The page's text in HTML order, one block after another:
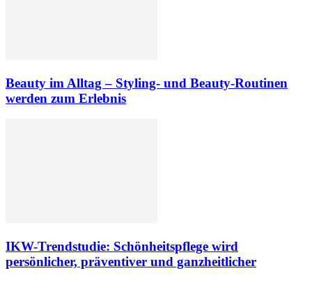
Beauty im Alltag – Styling- und Beauty-Routinen
werden zum Erlebnis
IKW-Trendstudie: Schönheitspflege wird
persönlicher, präventiver und ganzheitlicher